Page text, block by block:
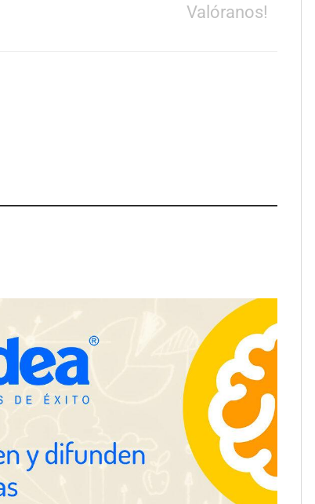
Valóranos!
el
técnica
Última llamada: los destinos con
las mayores caídas de precios para
este agosto, según KAYAK
en
sobre la
Perfumería Laura incorpora
Nasomatto a su selección de